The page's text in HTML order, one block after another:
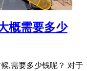
概需要多少
,需要多少钱呢？ 对于